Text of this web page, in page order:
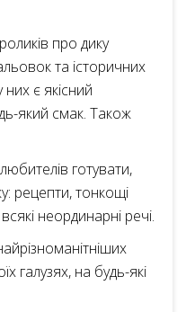
про дику
та історичних
є якісний
який смак. Також
готувати,
рецепти, тонкощі
неординарні речі.
галузях, на будь-які